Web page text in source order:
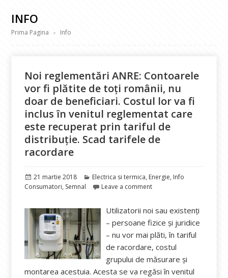
INFO
Prima Pagina Info
Noi reglementări ANRE: Contoarele
vor fi plătite de toți românii, nu
doar de beneficiari. Costul lor va fi
inclus în venitul reglementat care
este recuperat prin tariful de
distribuție. Scad tarifele de
racordare
Publicat
pe
21 martie 2018 Categorii
Electrica si termica, Energie, Info
Consumatori, Semnal Leave a comment
Utilizatorii noi sau existenți
– persoane fizice și juridice
– nu vor mai plăti, în tariful
de racordare, costul
grupului de măsurare şi
montarea acestuia. Acesta se va regăsi în venitul